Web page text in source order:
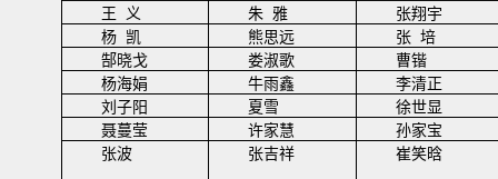
王
义 朱 雅
张翔宇
杨 凯 熊思远 张 培
郜晓戈
娄淑歌
曹锴
杨海娟
牛雨鑫
李清正
刘子阳
夏雪
徐世显
聂蔓莹
许家慧
孙家宝
张波
张吉祥 崔笑晗